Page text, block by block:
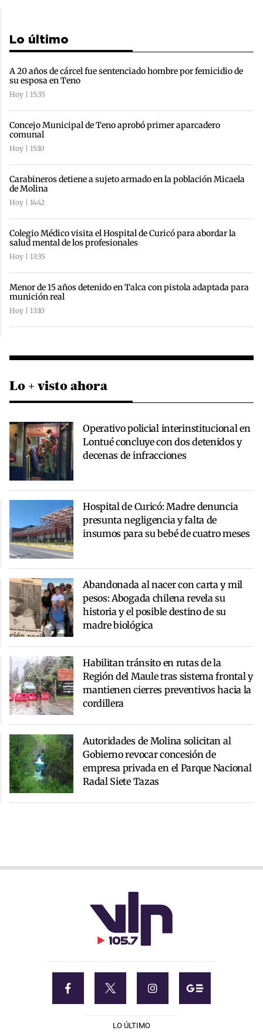
Lo último
A 20 años de cárcel fue sentenciado hombre por femicidio de
su esposa en Teno
Hoy | 15:35
Concejo Municipal de Teno aprobó primer aparcadero
comunal
Hoy | 15:10
Carabineros detiene a sujeto armado en la población Micaela
de Molina
Hoy | 14:42
Colegio Médico visita el Hospital de Curicó para abordar la
salud mental de los profesionales
Hoy | 13:35
Menor de 15 años detenido en Talca con pistola adaptada para
munición real
Hoy | 13:10
Lo + visto ahora
Operativo policial interinstitucional en
Lontué concluye con dos detenidos y
decenas de infracciones
Hospital de Curicó: Madre denuncia
presunta negligencia y falta de
insumos para su bebé de cuatro meses
Abandonada al nacer con carta y mil
pesos: Abogada chilena revela su
historia y el posible destino de su
madre biológica
Habilitan tránsito en rutas de la
Región del Maule tras sistema frontal y
mantienen cierres preventivos hacia la
cordillera
Autoridades de Molina solicitan al
Gobierno revocar concesión de
empresa privada en el Parque Nacional
Radal Siete Tazas
LO ÚLTIMO